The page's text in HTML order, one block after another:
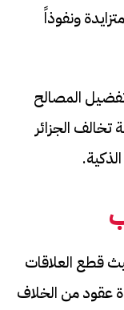
ونفوذاً
المصالح
تخالف الجزائر
قطع العلاقات
2021 كان ذروة عقود من الخلاف